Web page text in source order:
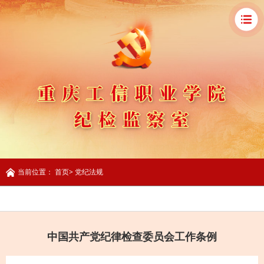
当前位置： 首页>党纪法规
中国共产党纪律检查委员会工作条例